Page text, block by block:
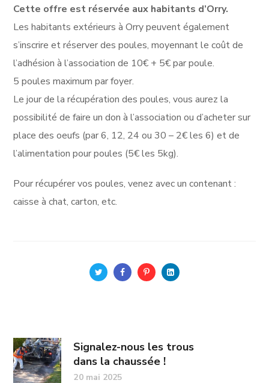
Cette offre est réservée aux habitants d’Orry.
Les habitants extérieurs à Orry peuvent également
s’inscrire et réserver des poules, moyennant le coût de
l’adhésion à l’association de 10€ + 5€ par poule.
5 poules maximum par foyer.
Le jour de la récupération des poules, vous aurez la
possibilité de faire un don à l’association ou d’acheter sur
place des oeufs (par 6, 12, 24 ou 30 – 2€ les 6) et de
l’alimentation pour poules (5€ les 5kg).
Pour récupérer vos poules, venez avec un contenant :
caisse à chat, carton, etc.
Signalez-nous les trous
dans la chaussée !
20 mai 2025